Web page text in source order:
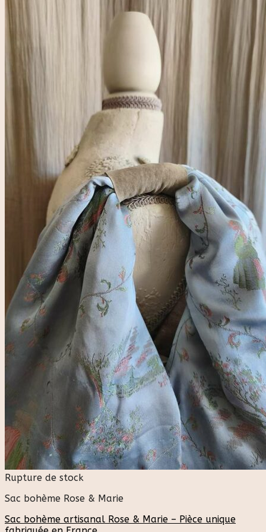
Rupture de stock
Sac bohème Rose & Marie
Sac bohème artisanal Rose & Marie – Pièce unique